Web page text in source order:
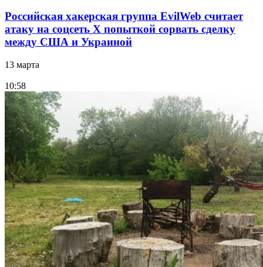
Российская хакерская группа EvilWeb считает
атаку на соцсеть Х попыткой сорвать сделку
между США и Украиной
13 марта
10:58